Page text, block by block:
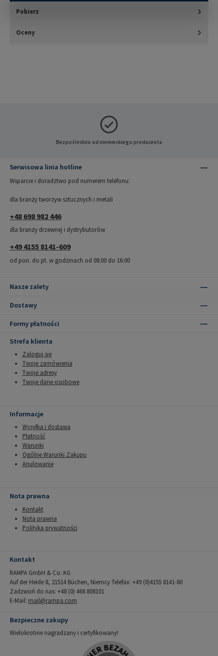
Pobierz
Oceny
Bezpośrednio od niemieckiego producenta
Serwisowa linia hotline
Wsparcie i doradztwo pod numerem telefonu:
dla branży tworzyw sztucznych i metali
+48 698 982 446
dla branży drzewnej i dystrybutorów
+49 4155 8141-609
od pon. do pt. w godzinach od 08:00 do 16:00
Nasze zalety
Dostawy
Formy płatności
Strefa klienta
Zaloguj się
Twoje zamówienia
Twoje adresy
Twoje dane osobowe
Informacje
Wysyłka i dostawa
Płatność
Warunki
Ogólne Warunki Zakupu
Anulowanie
Nota prawna
Kontakt
Nota prawna
Polityka prywatności
Kontakt
RAMPA GmbH & Co. KG
Auf der Heide 8, 21514 Büchen, Niemcy Telefax: +49 (0)4155 8141-80
Zadzwoń do nas: +48 (0) 468 808101
E-Mail: mail@rampa.com
Bezpieczne zakupy
Wielokrotnie nagradzany i certyfikowany!